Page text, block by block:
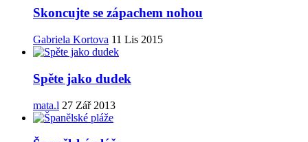
Skoncujte se zápachem nohou
Gabriela Kortova 11 Lis 2015
Spěte jako dudek
mata.l 27 Zář 2013